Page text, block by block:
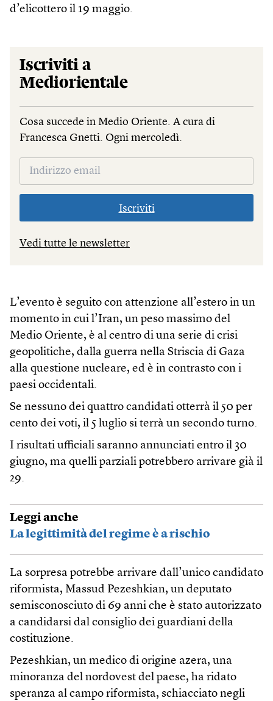
d’elicottero il 19 maggio.
Iscriviti a
Mediorientale
Cosa succede in Medio Oriente. A cura di
Francesca Gnetti. Ogni mercoledì.
Iscriviti
Vedi tutte le newsletter
L’evento è seguito con attenzione all’estero in un
momento in cui l’Iran, un peso massimo del
Medio Oriente, è al centro di una serie di crisi
geopolitiche, dalla guerra nella Striscia di Gaza
alla questione nucleare, ed è in contrasto con i
paesi occidentali.
Se nessuno dei quattro candidati otterrà il 50 per
cento dei voti, il 5 luglio si terrà un secondo turno.
I risultati ufficiali saranno annunciati entro il 30
giugno, ma quelli parziali potrebbero arrivare già il
29.
Leggi anche
La legittimità del regime è a rischio
La sorpresa potrebbe arrivare dall’unico candidato
riformista, Massud Pezeshkian, un deputato
semisconosciuto di 69 anni che è stato autorizzato
a candidarsi dal consiglio dei guardiani della
costituzione.
Pezeshkian, un medico di origine azera, una
minoranza del nordovest del paese, ha ridato
speranza al campo riformista, schiacciato negli